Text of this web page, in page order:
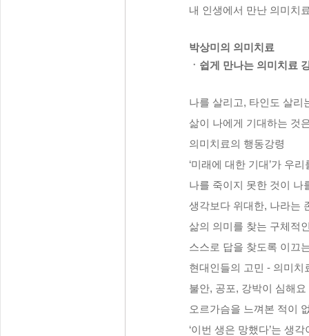
내 인생에서 만난 의미치
박상미의 의미치료
ㆍ쉽게 만나는 의미치료
나를 살리고, 타인도 살리
삶이 나에게 기대하는 것
의미치료의 행동강령
‘미래에 대한 기대’가 우
나를 죽이지 못한 것이 나
생각보다 위대한, 나라는
삶의 의미를 찾는 구체적
스스로 답을 찾도록 이끄
현대인들의 고민 - 의미치
불안, 공포, 강박이 심해요
오르가슴을 느껴본 적이
‘이번 생은 망했다’는 생